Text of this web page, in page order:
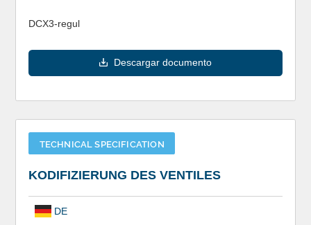
DCX3-regul
Descargar documento
TECHNICAL SPECIFICATION
KODIFIZIERUNG DES VENTILES
DE